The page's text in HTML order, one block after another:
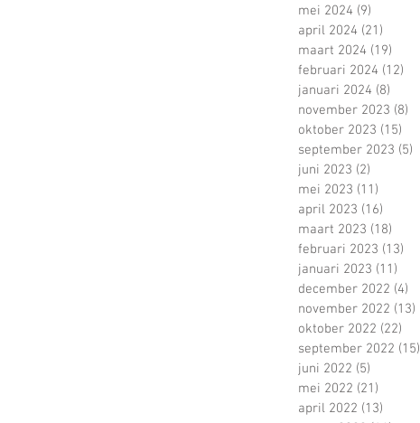
mei 2024 (9)
april 2024 (21)
maart 2024 (19)
februari 2024 (12)
januari 2024 (8)
november 2023 (8)
oktober 2023 (15)
september 2023 (5)
juni 2023 (2)
mei 2023 (11)
april 2023 (16)
maart 2023 (18)
februari 2023 (13)
januari 2023 (11)
december 2022 (4)
november 2022 (13)
oktober 2022 (22)
september 2022 (15)
juni 2022 (5)
mei 2022 (21)
april 2022 (13)